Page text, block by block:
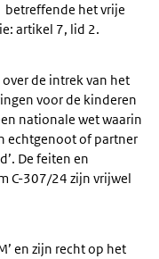
betreffende het vrije
artikel 7, lid 2.
de intrek van het
voor de kinderen
nationale wet waarin
echtgenoot of partner
De feiten en
C-307/24 zijn vrijwel
en zijn recht op het